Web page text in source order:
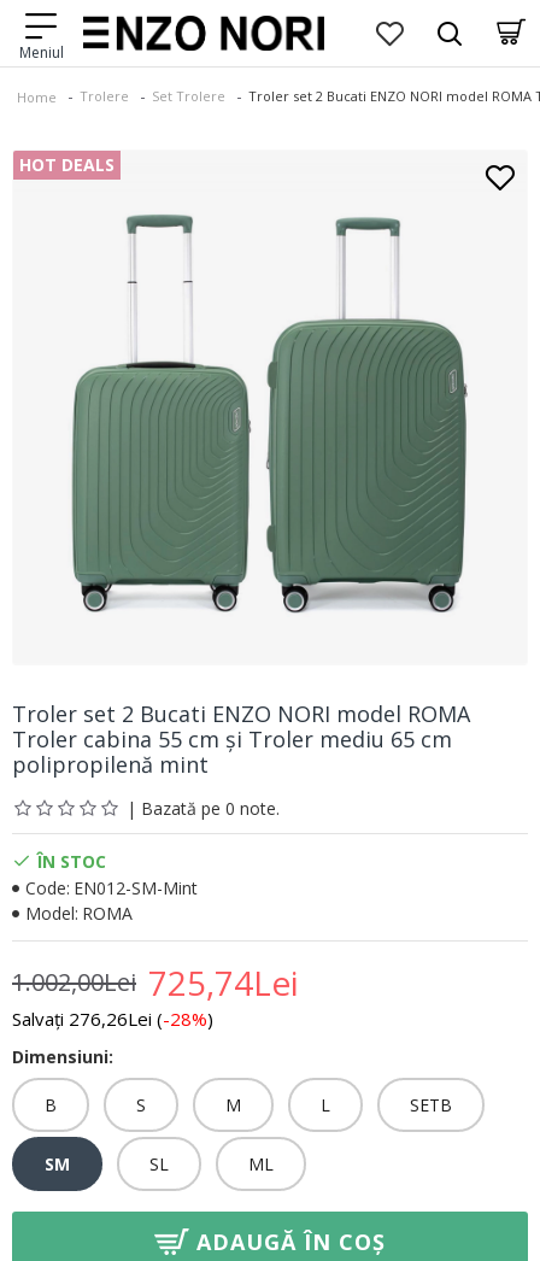
Home Trolere Set Trolere Troler set 2 Bucati ENZO NORI model
HOT DEALS
Troler set 2 Bucati ENZO NORI model ROMA
Troler cabina 55 cm şi Troler mediu 65 cm
polipropilenă mint
| Bazată pe 0 note.
725,74Lei
1.002,00Lei
Salvați 276,26Lei (-28%)
ÎN STOC
Code: EN012-SM-Mint
Model: ROMA
Dimensiuni:
B S M L SETB
SM SL ML
ADAUGĂ ÎN COȘ